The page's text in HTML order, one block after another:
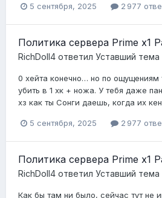
5 сентября, 2025 2 977
Политика сервера Prime x1
RichDoll4 ответил Уставший тема
0 хейта конечно… но по
убить в 1 хк + ножа. У тебя даже
хз как ты Сонги даешь, когда их
5 сентября, 2025 2 977
Политика сервера Prime x1
RichDoll4 ответил Уставший тема
Как бы там ни было, сейчас тут не